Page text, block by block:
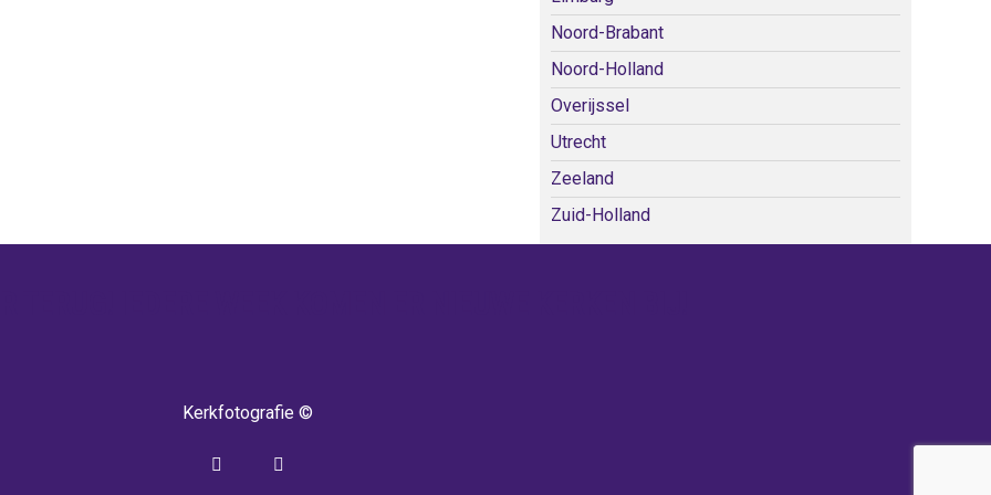
Noord-Brabant
Noord-Holland
Overijssel
Utrecht
Zeeland
Zuid-Holland
Kerkfotografie ©